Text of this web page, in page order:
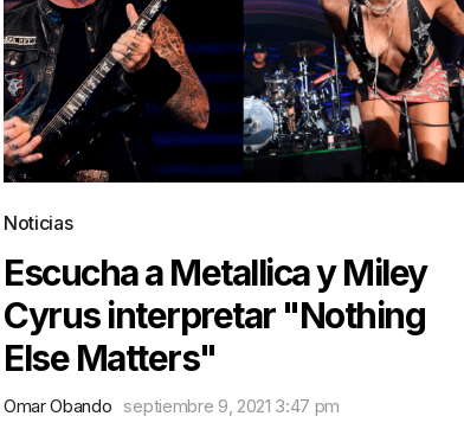
Noticias
Escucha a Metallica y Miley
Cyrus interpretar "Nothing
Else Matters"
Omar Obando septiembre 9, 2021 3:47 pm